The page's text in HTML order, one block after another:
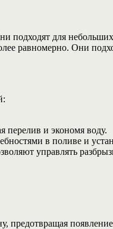
подходят для
равномерно. Они
перелив и экономя воду.
в поливе и
управлять
предотвращая